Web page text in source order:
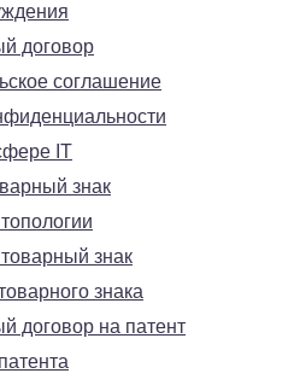
договор
соглашение
IT
знак
знак
знака
договор на патент